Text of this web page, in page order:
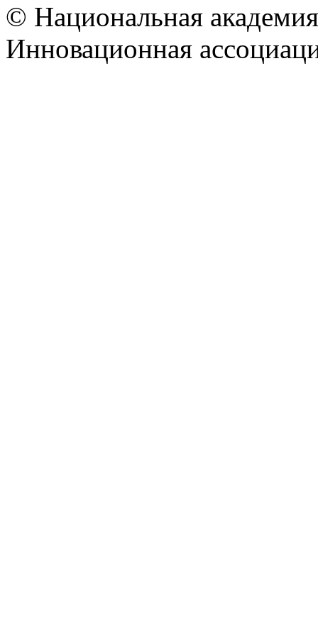
© Национальная
Инновационная